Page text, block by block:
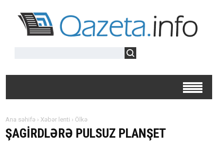
Ana səhifə › Xəbər lenti › Ölkə
ŞAGİRDLƏRƏ PULSUZ PLANŞET